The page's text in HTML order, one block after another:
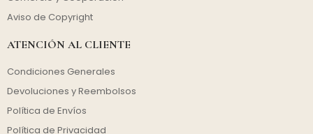
Aviso de Copyright
ATENCIÓN AL CLIENTE
Condiciones Generales
Devoluciones y Reembolsos
Política de Envíos
Política de Privacidad